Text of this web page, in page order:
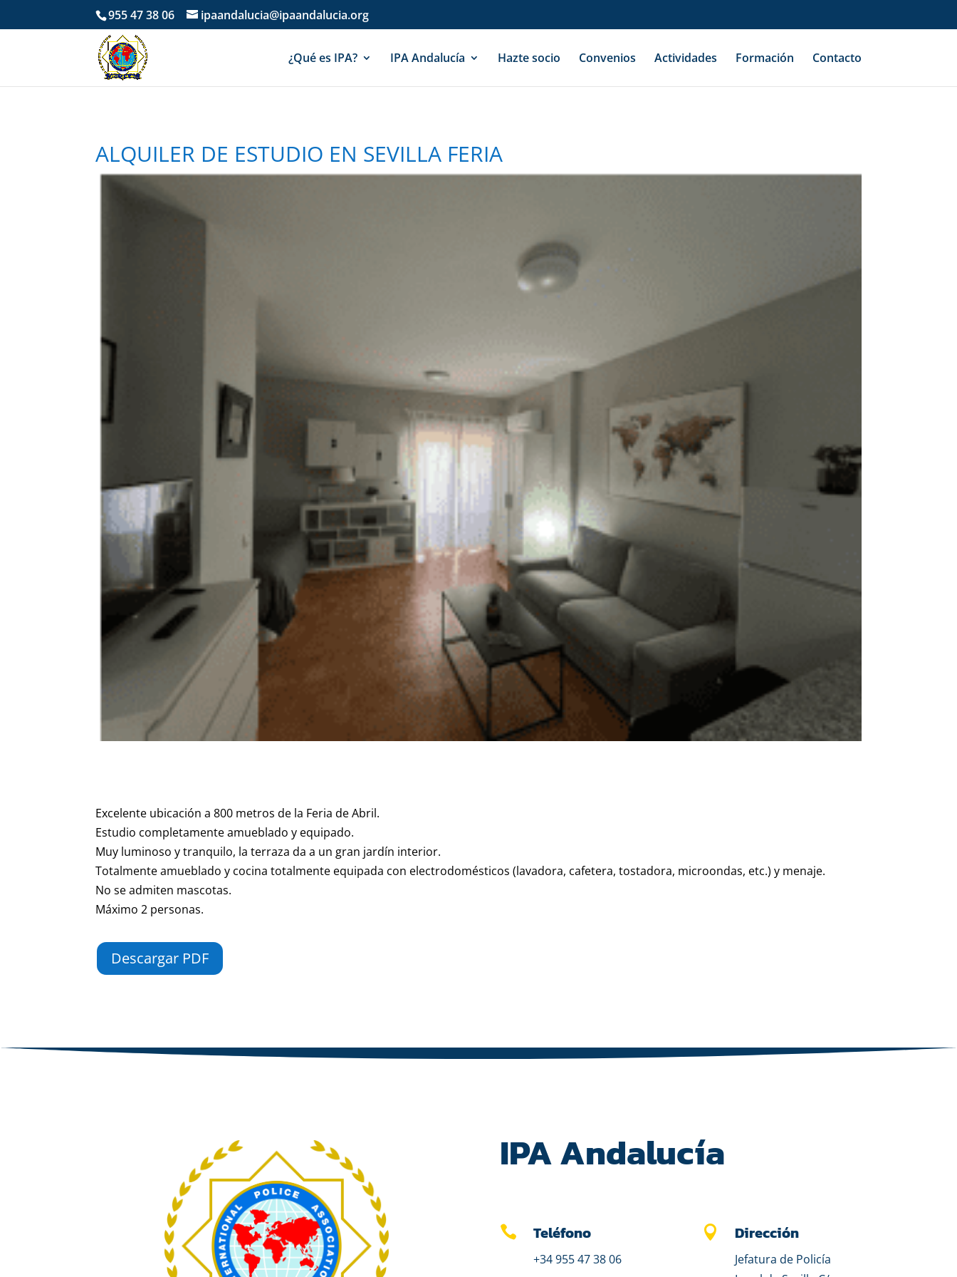
955 47 38 06 ipaandalucia@ipaandalucia.org
¿Qué es IPA? IPA Andalucía Hazte socio Convenios Actividades Formación Contacto
ALQUILER DE ESTUDIO EN SEVILLA FERIA
Excelente ubicación a 800 metros de la Feria de Abril.
Estudio completamente amueblado y equipado.
Muy luminoso y tranquilo, la terraza da a un gran jardín interior.
Totalmente amueblado y cocina totalmente equipada con electrodomésticos (lavadora, cafetera, tostadora, microondas, etc.) y menaje.
No se admiten mascotas.
Máximo 2 personas.
Descargar PDF
IPA Andalucía
 Teléfono
+34 955 47 38 06
 Dirección
Jefatura de Policía